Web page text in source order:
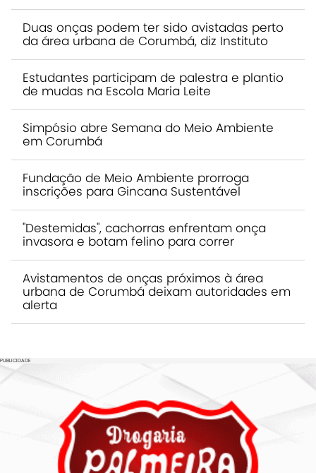
Duas onças podem ter sido avistadas perto
da área urbana de Corumbá, diz Instituto
Estudantes participam de palestra e plantio
de mudas na Escola Maria Leite
Simpósio abre Semana do Meio Ambiente
em Corumbá
Fundação de Meio Ambiente prorroga
inscrições para Gincana Sustentável
"Destemidas", cachorras enfrentam onça
invasora e botam felino para correr
Avistamentos de onças próximos à área
urbana de Corumbá deixam autoridades em
alerta
PUBLICIDADE